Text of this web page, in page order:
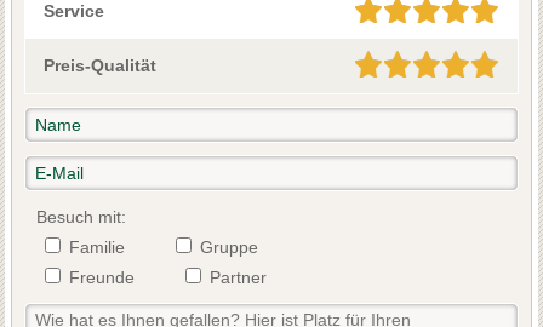
Service
Preis-Qualität
Besuch mit:
Familie
Gruppe
Freunde
Partner